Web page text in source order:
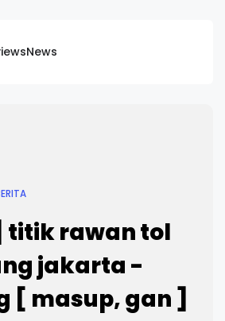
News
titik rawan tol
jakarta -
[ masup, gan ]